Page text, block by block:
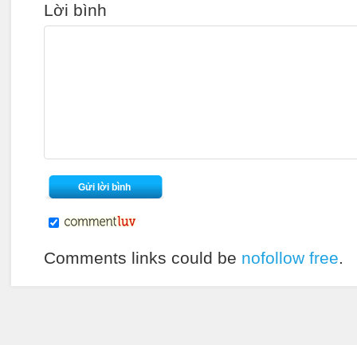
Lời bình
Comments links could be nofollow free.